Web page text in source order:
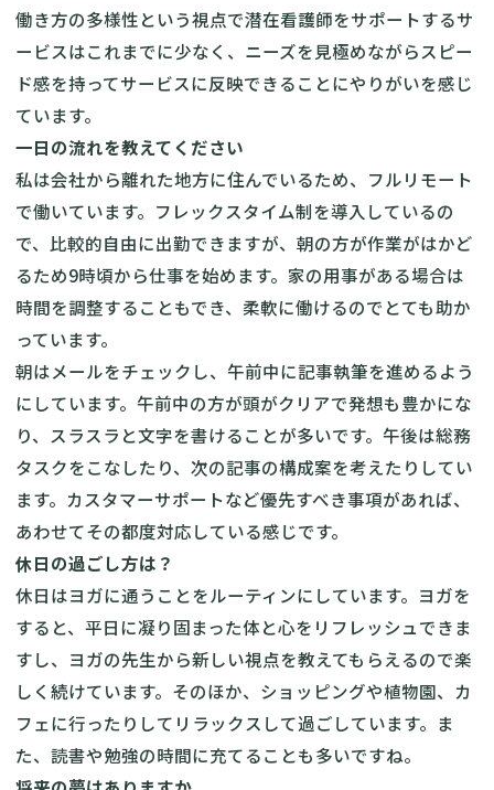
働き方の多様性という視点で潜在看護師をサポートするサ
ービスはこれまでに少なく、ニーズを見極めながらスピー
ド感を持ってサービスに反映できることにやりがいを感じ
ています。
一日の流れを教えてください
私は会社から離れた地方に住んでいるため、フルリモート
で働いています。フレックスタイム制を導入しているの
で、比較的自由に出勤できますが、朝の方が作業がはかど
るため9時頃から仕事を始めます。家の用事がある場合は
時間を調整することもでき、柔軟に働けるのでとても助か
っています。
朝はメールをチェックし、午前中に記事執筆を進めるよう
にしています。午前中の方が頭がクリアで発想も豊かにな
り、スラスラと文字を書けることが多いです。午後は総務
タスクをこなしたり、次の記事の構成案を考えたりしてい
ます。カスタマーサポートなど優先すべき事項があれば、
あわせてその都度対応している感じです。
休日の過ごし方は？
休日はヨガに通うことをルーティンにしています。ヨガを
すると、平日に凝り固まった体と心をリフレッシュできま
すし、ヨガの先生から新しい視点を教えてもらえるので楽
しく続けています。そのほか、ショッピングや植物園、カ
フェに行ったりしてリラックスして過ごしています。ま
た、読書や勉強の時間に充てることも多いですね。